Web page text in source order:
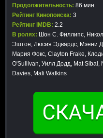
Продолжительность: 86 мин.
Рейтинг Кинопоиска: 3
Рейтинг IMDB: 2.2
В ролях: Шон С. Филлипс,
Эштон, Люсия Эдвардс, Мэнни
Мария Фокс, Clayton Frake,
O'Sullivan, Уилл Додд, Mat Sibal,
Davies, Mali Watkins